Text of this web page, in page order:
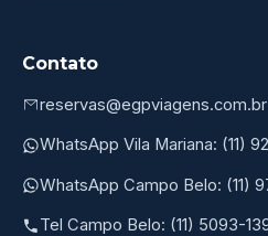
Contato
reservas@egpviagens.com.br
WhatsApp Vila Mariana: (11)
WhatsApp Campo Belo: (11)
Tel Campo Belo: (11) 5093-